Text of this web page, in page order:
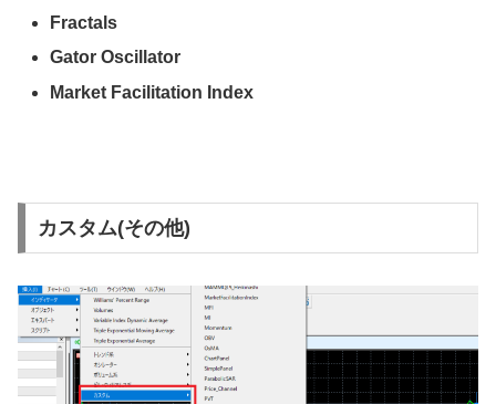
Fractals
Gator Oscillator
Market Facilitation Index
カスタム(その他)